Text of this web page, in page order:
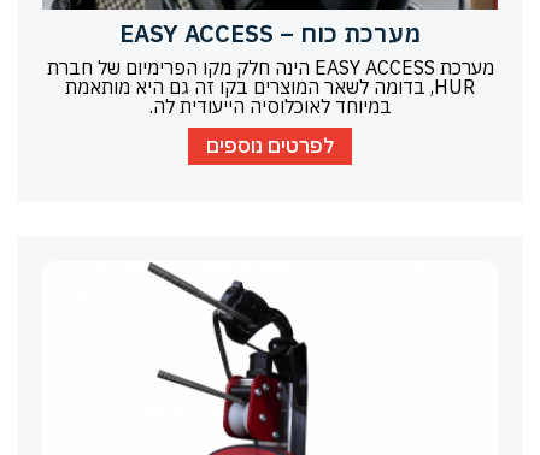
מערכת כוח – EASY ACCESS
מערכת EASY ACCESS הינה חלק מקו הפרימיום של חברת
HUR, בדומה לשאר המוצרים בקו זה גם היא מותאמת
במיוחד לאוכלוסיה הייעודית לה.
לפרטים נוספים